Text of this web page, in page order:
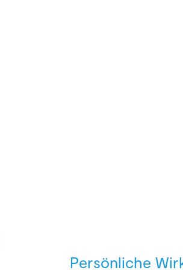
Persönliche